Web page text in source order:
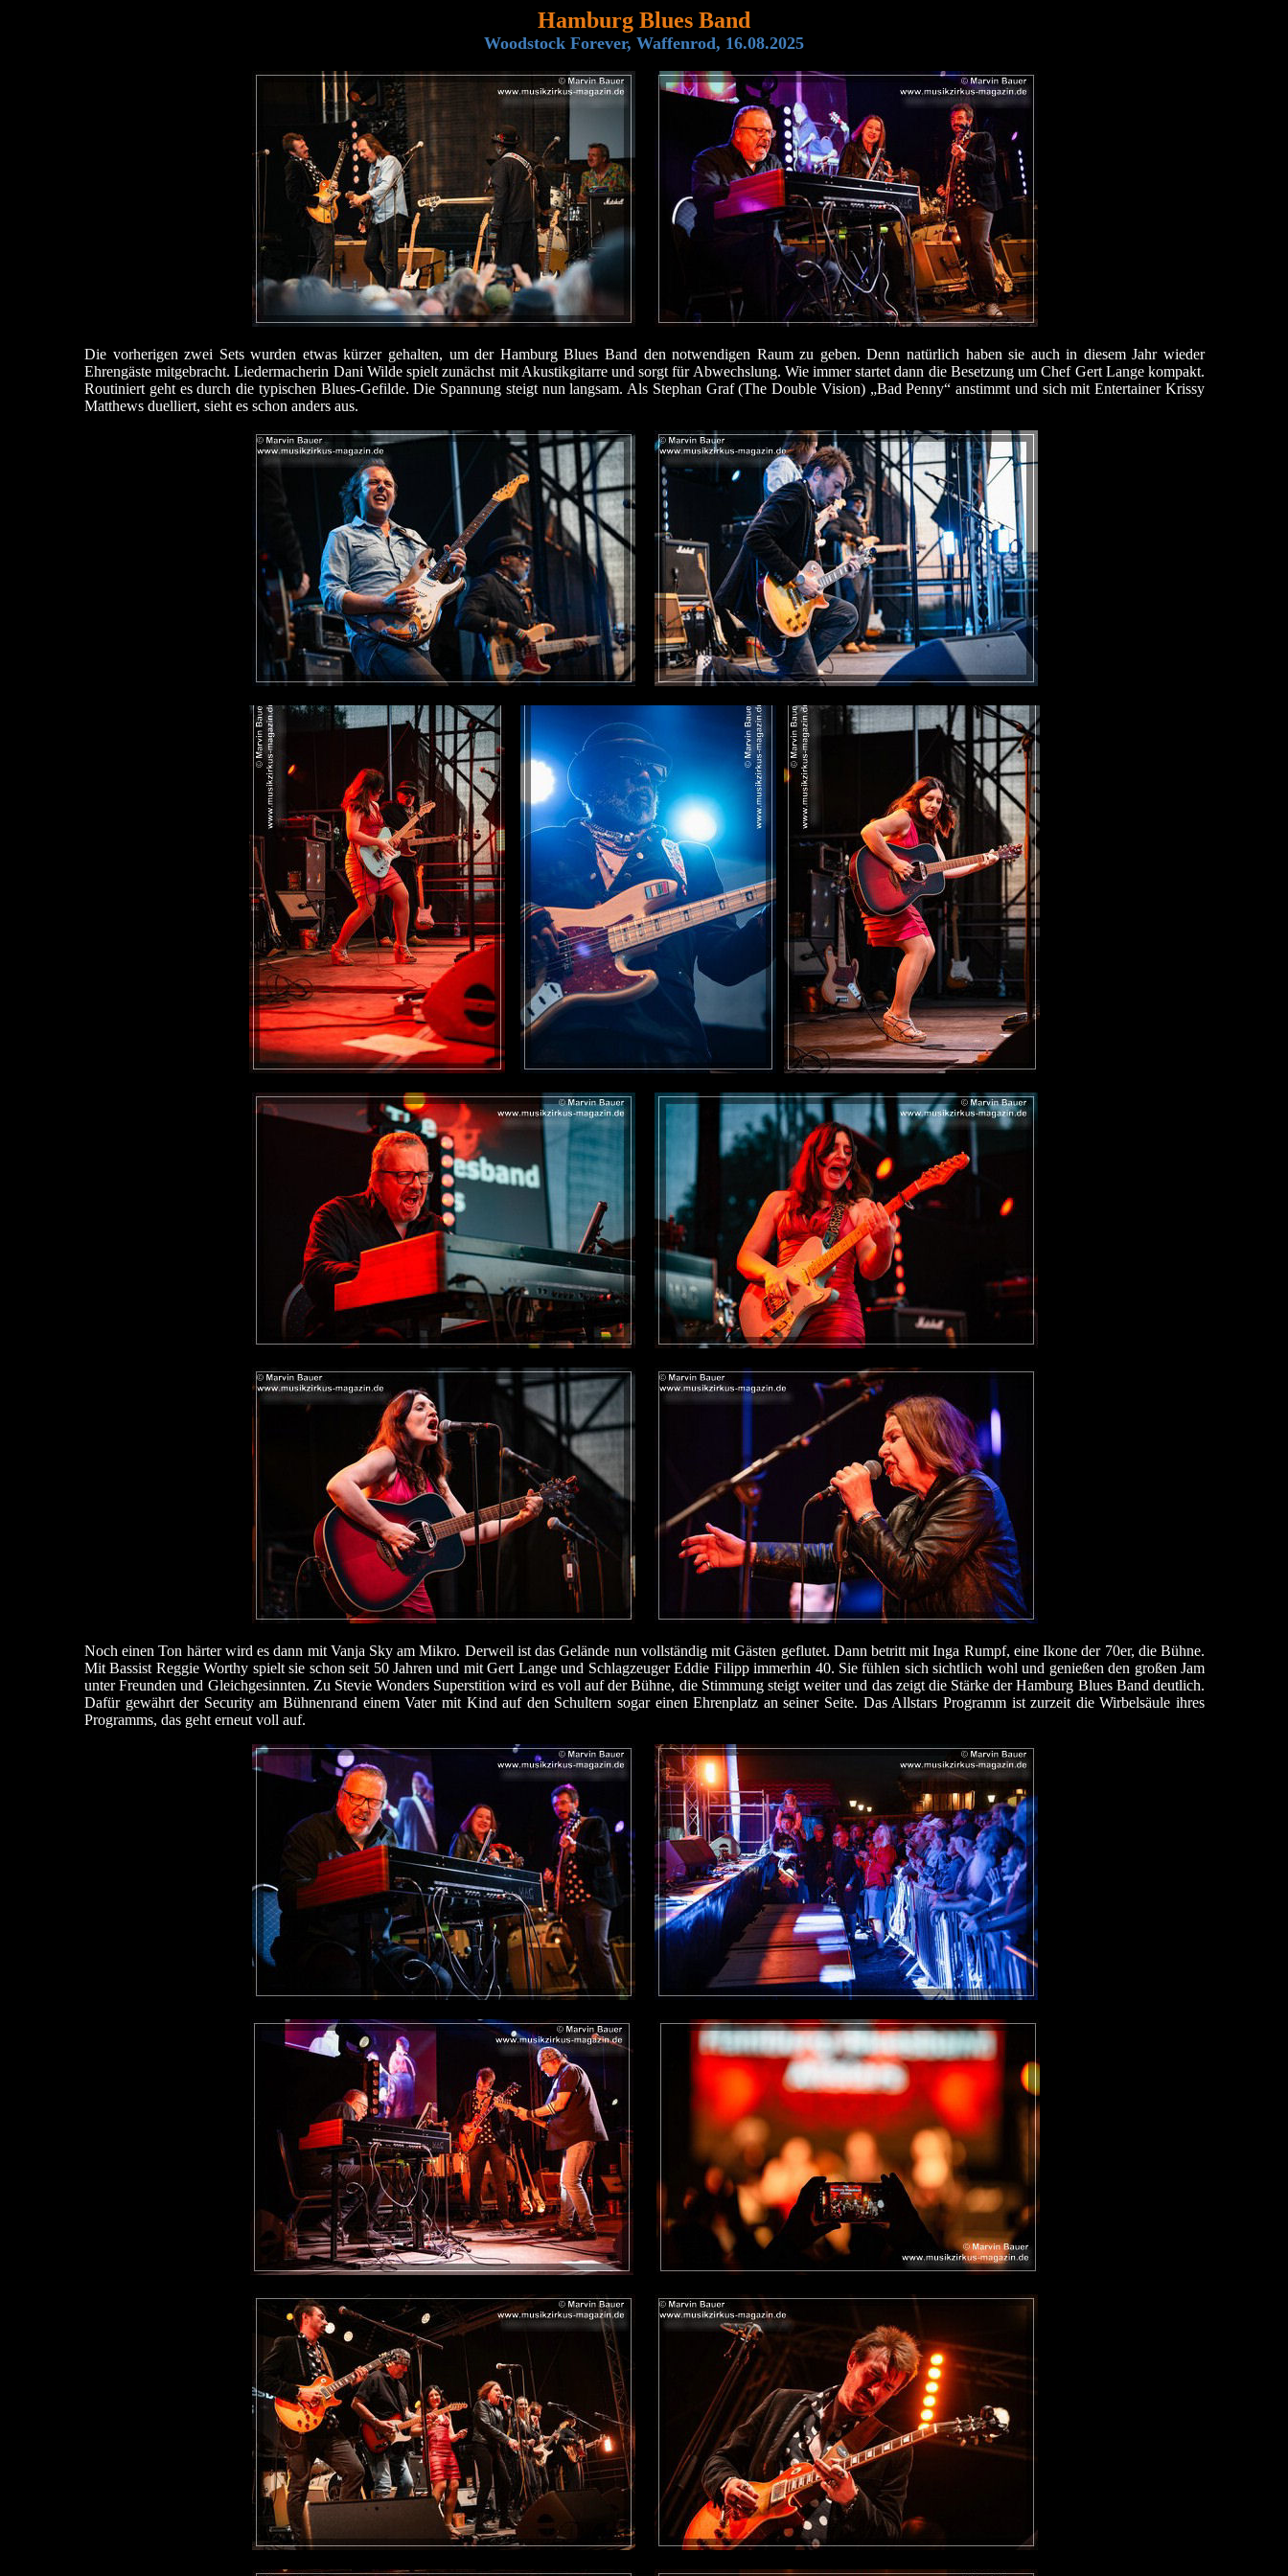
Hamburg Blues Band
Woodstock Forever, Waffenrod, 16.08.2025
Die vorherigen zwei Sets wurden etwas kürzer gehalten, um der Hamburg Blues Band den notwendigen Raum zu geben. Denn natürlich haben sie auch in diesem Jahr wieder
Ehrengäste mitgebracht. Liedermacherin Dani Wilde spielt zunächst mit Akustikgitarre und sorgt für Abwechslung. Wie immer startet dann die Besetzung um Chef Gert Lange kompakt.
Routiniert geht es durch die typischen Blues-Gefilde. Die Spannung steigt nun langsam. Als Stephan Graf (The Double Vision) „Bad Penny“ anstimmt und sich mit Entertainer Krissy
Matthews duelliert, sieht es schon anders aus.
Noch einen Ton härter wird es dann mit Vanja Sky am Mikro. Derweil ist das Gelände nun vollständig mit Gästen geflutet. Dann betritt mit Inga Rumpf, eine Ikone der 70er, die Bühne.
Mit Bassist Reggie Worthy spielt sie schon seit 50 Jahren und mit Gert Lange und Schlagzeuger Eddie Filipp immerhin 40. Sie fühlen sich sichtlich wohl und genießen den großen Jam
unter Freunden und Gleichgesinnten. Zu Stevie Wonders Superstition wird es voll auf der Bühne, die Stimmung steigt weiter und das zeigt die Stärke der Hamburg Blues Band deutlich.
Dafür gewährt der Security am Bühnenrand einem Vater mit Kind auf den Schultern sogar einen Ehrenplatz an seiner Seite. Das Allstars Programm ist zurzeit die Wirbelsäule ihres
Programms, das geht erneut voll auf.